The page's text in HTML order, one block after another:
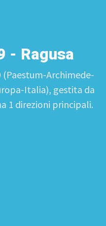
- Ragusa
Archimede-
Italia), gestita da
1 direzioni principali.